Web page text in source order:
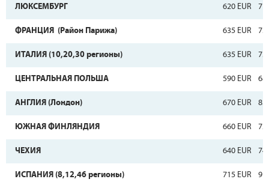
ЛЮКСЕМБУРГ 620 EUR
ФРАНЦИЯ (Район Парижа) 635 EUR
ИТАЛИЯ (10,20,30 регионы) 635 EUR
ЦЕНТРАЛЬНАЯ ПОЛЬША 590 EUR
АНГЛИЯ (Лондон) 670 EUR
ЮЖНАЯ ФИНЛЯНДИЯ 660 EUR
ЧЕХИЯ 640 EUR
ИСПАНИЯ (8,12,46 регионы) 715 EUR